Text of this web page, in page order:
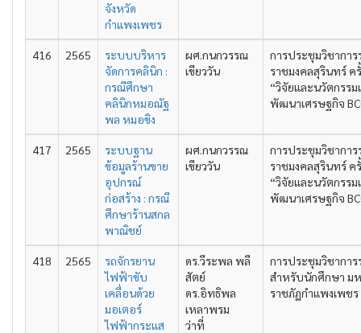
จังหวัด
กำแพงเพชร
416 2565
ระบบบริหาร
จัดการคลินิก :
กรณีศึกษา
คลินิกหมอณัฐ
พล หมอขิง
ผศ.กนกวรรณ
เขียววัน
การประชุมวิชากา
ราชมงคลสุรินทร์ ค
“วิจัยและนวัตกรรม
พัฒนาเศรษฐกิจ
417 2565
ระบบฐาน
ข้อมูลร้านขาย
อุปกรณ์
ก่อสร้าง : กรณี
ศึกษาร้านสกล
พาณิชย์
ผศ.กนกวรรณ
เขียววัน
การประชุมวิชากา
ราชมงคลสุรินทร์ ค
“วิจัยและนวัตกรรม
พัฒนาเศรษฐกิจ
418 2565
รถจักรยาน
ไฟฟ้าขับ
เคลื่อนด้วย
มอเตอร์
ไฟฟ้ากระแส
ดร.วีระพล พลี
สัตย์
ดร.อิทธิพล
เหลาพรม
ว่าที่
การประชุมวิชากา
สำหรับนักศึกษา ม
ราชภัฏกำแพงเพช